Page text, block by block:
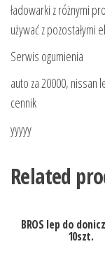
ładowarki z różnymi
używać z pozostałymi
Serwis ogumienia
auto za 20000, nissan
cennik
yyyyy
Related
BROS lep do
10szt.